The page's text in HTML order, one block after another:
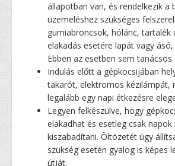
állapotban van, és rendelkezik a
üzemeléshez szükséges
gumiabroncsok, hólánc, tartalék
elakadás esetére lapát vagy
Ebben az esetben sem tanácsos
Indulás előtt a gépkocsijában
takarót, elektromos kézilámpát,
legalább egy napi étkezésre
Legyen felkészülve, hogy
elakadhat és esetleg csak
kiszabadítani. Öltözetét úgy
szükség esetén gyalog is képes
útját.